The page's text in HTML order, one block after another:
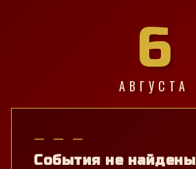
6
АВГУСТА
— — —
События не найдены